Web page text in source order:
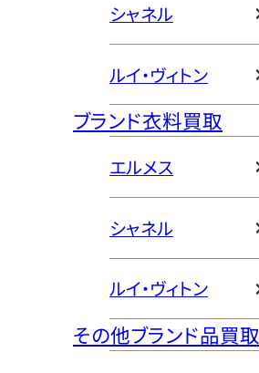
シャネル
ルイ・ヴィトン
ブランド衣料買取
エルメス
シャネル
ルイ・ヴィトン
その他ブランド品買取